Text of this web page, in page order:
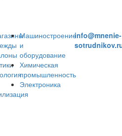
Машиностроение
и
оборудование
Химическая
промышленность
Электроника
info@mnenie-